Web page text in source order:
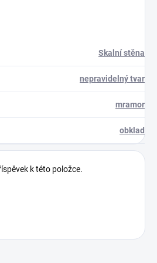
Skalní stěna
nepravidelný tvar
mramor
obklad
k této položce.